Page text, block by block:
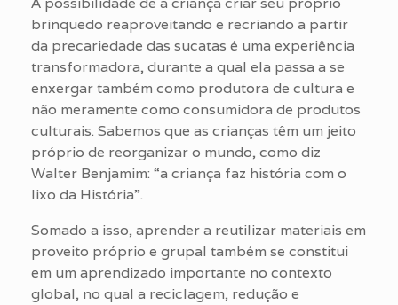
brinquedo reaproveitando e recriando a partir
da precariedade das sucatas é uma experiência
transformadora, durante a qual ela passa a se
enxergar também como produtora de cultura e
não meramente como consumidora de produtos
culturais. Sabemos que as crianças têm um jeito
próprio de reorganizar o mundo, como diz
Walter Benjamim: “a criança faz história com o
lixo da História”.
Somado a isso, aprender a reutilizar materiais em
proveito próprio e grupal também se constitui
em um aprendizado importante no contexto
global, no qual a reciclagem, redução e